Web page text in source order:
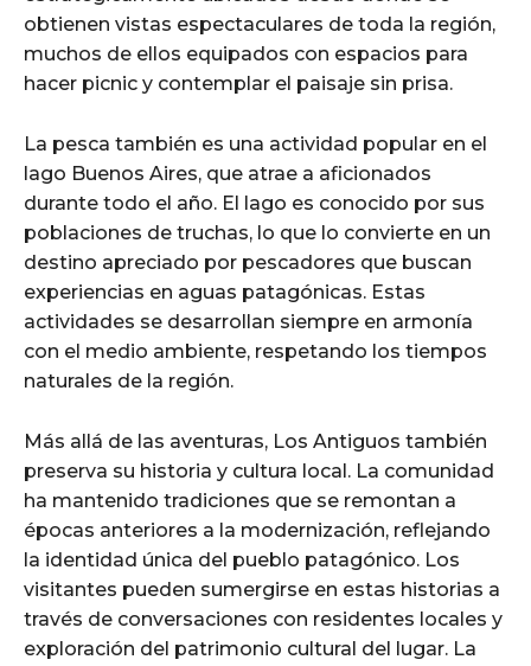
obtienen vistas espectaculares de toda la región,
muchos de ellos equipados con espacios para
hacer picnic y contemplar el paisaje sin prisa.
La pesca también es una actividad popular en el
lago Buenos Aires, que atrae a aficionados
durante todo el año. El lago es conocido por sus
poblaciones de truchas, lo que lo convierte en un
destino apreciado por pescadores que buscan
experiencias en aguas patagónicas. Estas
actividades se desarrollan siempre en armonía
con el medio ambiente, respetando los tiempos
naturales de la región.
Más allá de las aventuras, Los Antiguos también
preserva su historia y cultura local. La comunidad
ha mantenido tradiciones que se remontan a
épocas anteriores a la modernización, reflejando
la identidad única del pueblo patagónico. Los
visitantes pueden sumergirse en estas historias a
través de conversaciones con residentes locales y
exploración del patrimonio cultural del lugar. La